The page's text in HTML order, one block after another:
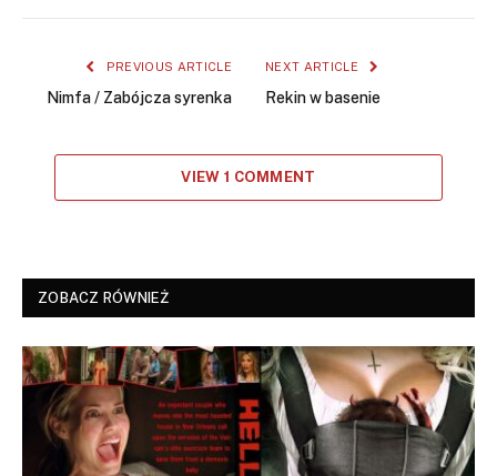
PREVIOUS ARTICLE
Nimfa / Zabójcza syrenka
NEXT ARTICLE
Rekin w basenie
VIEW 1 COMMENT
ZOBACZ RÓWNIEŻ